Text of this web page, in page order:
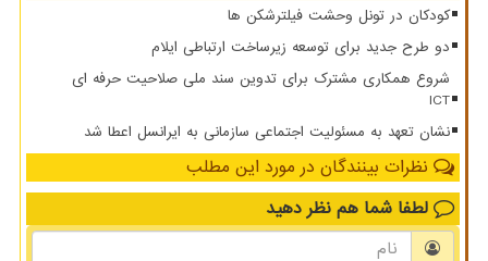
کودکان در تونل وحشت فیلترشکن ها
دو طرح جدید برای توسعه زیرساخت ارتباطی ایلام
شروع همکاری مشترک برای تدوین سند ملی صلاحیت حرفه ای
ICT
نشان تعهد به مسئولیت اجتماعی سازمانی به ایرانسل اعطا شد
نظرات بینندگان در مورد این مطلب
لطفا شما هم نظر دهید